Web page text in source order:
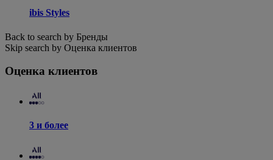
ibis Styles
Back to search by Бренды
Skip search by Оценка клиентов
Оценка клиентов
3 и более